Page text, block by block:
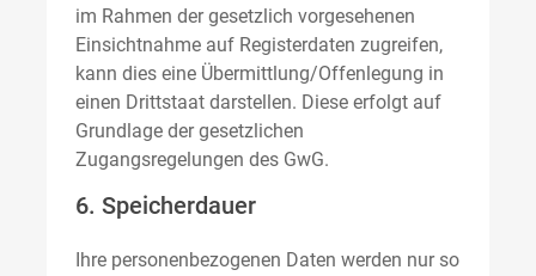
im Rahmen der gesetzlich vorgesehenen
Einsichtnahme auf Registerdaten zugreifen,
kann dies eine Übermittlung/Offenlegung in
einen Drittstaat darstellen. Diese erfolgt auf
Grundlage der gesetzlichen
Zugangsregelungen des GwG.
6. Speicherdauer
Ihre personenbezogenen Daten werden nur so